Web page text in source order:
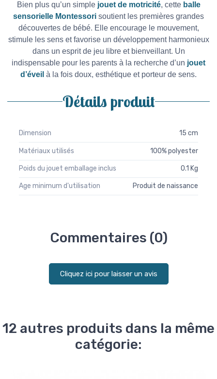
Bien plus qu’un simple jouet de motricité, cette balle
sensorielle Montessori soutient les premières grandes
découvertes de bébé. Elle encourage le mouvement,
stimule les sens et favorise un développement harmonieux
dans un esprit de jeu libre et bienveillant. Un
indispensable pour les parents à la recherche d’un jouet
d’éveil à la fois doux, esthétique et porteur de sens.
Détails produit
Dimension 15 cm
Matériaux utilisés 100% polyester
Poids du jouet emballage inclus 0.1 Kg
Age minimum d'utilisation Produit de naissance
Commentaires (0)
Cliquez ici pour laisser un avis
12 autres produits dans la même
catégorie: